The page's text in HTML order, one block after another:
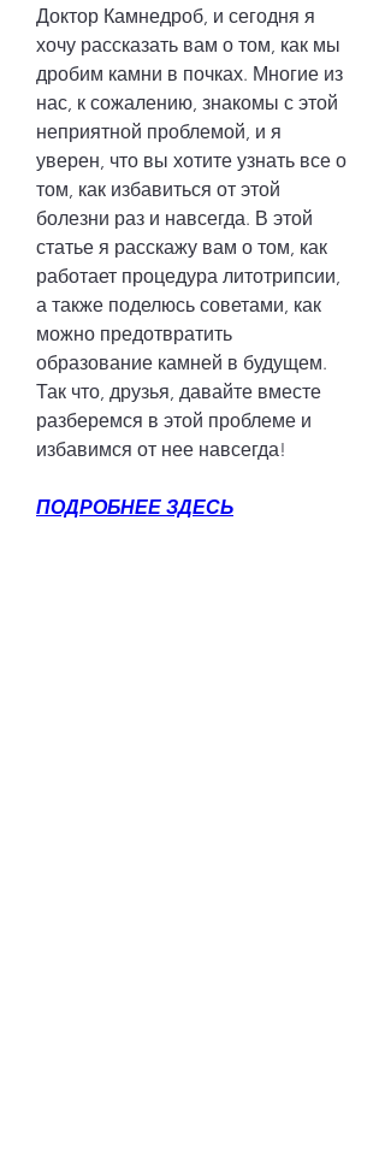
Доктор Камнедроб, и сегодня я
хочу рассказать вам о том, как мы
дробим камни в почках. Многие из
нас, к сожалению, знакомы с этой
неприятной проблемой, и я
уверен, что вы хотите узнать все о
том, как избавиться от этой
болезни раз и навсегда. В этой
статье я расскажу вам о том, как
работает процедура литотрипсии,
а также поделюсь советами, как
можно предотвратить
образование камней в будущем.
Так что, друзья, давайте вместе
разберемся в этой проблеме и
избавимся от нее навсегда!
ПОДРОБНЕЕ ЗДЕСЬ